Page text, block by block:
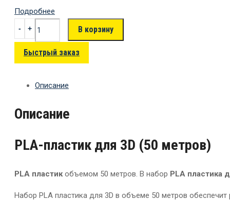
Подробнее
В корзину
Быстрый заказ
Описание
Описание
PLA-пластик для 3D (50 метров)
PLA пластикобъемом 50 метров. В набор PLA пластика
Набор PLA пластика для 3D в объеме 50 метров